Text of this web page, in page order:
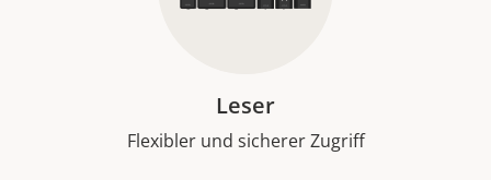
Leser
Flexibler und sicherer Zugriff